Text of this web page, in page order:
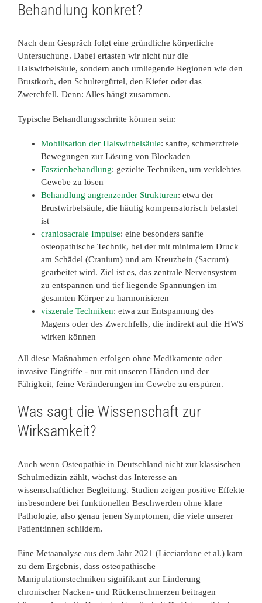
Behandlung konkret?
Nach dem Gespräch folgt eine gründliche körperliche
Untersuchung. Dabei ertasten wir nicht nur die
Halswirbelsäule, sondern auch umliegende Regionen wie den
Brustkorb, den Schultergürtel, den Kiefer oder das
Zwerchfell. Denn: Alles hängt zusammen.
Typische Behandlungsschritte können sein:
Mobilisation der Halswirbelsäule: sanfte, schmerzfreie
Bewegungen zur Lösung von Blockaden
Faszienbehandlung: gezielte Techniken, um verklebtes
Gewebe zu lösen
Behandlung angrenzender Strukturen: etwa der
Brustwirbelsäule, die häufig kompensatorisch belastet
ist
craniosacrale Impulse: eine besonders sanfte
osteopathische Technik, bei der mit minimalem Druck
am Schädel (Cranium) und am Kreuzbein (Sacrum)
gearbeitet wird. Ziel ist es, das zentrale Nervensystem
zu entspannen und tief liegende Spannungen im
gesamten Körper zu harmonisieren
viszerale Techniken: etwa zur Entspannung des
Magens oder des Zwerchfells, die indirekt auf die HWS
wirken können
All diese Maßnahmen erfolgen ohne Medikamente oder
invasive Eingriffe - nur mit unseren Händen und der
Fähigkeit, feine Veränderungen im Gewebe zu erspüren.
Was sagt die Wissenschaft zur
Wirksamkeit?
Auch wenn Osteopathie in Deutschland nicht zur klassischen
Schulmedizin zählt, wächst das Interesse an
wissenschaftlicher Begleitung. Studien zeigen positive Effekte
insbesondere bei funktionellen Beschwerden ohne klare
Pathologie, also genau jenen Symptomen, die viele unserer
Patient:innen schildern.
Eine Metaanalyse aus dem Jahr 2021 (Licciardone et al.) kam
zu dem Ergebnis, dass osteopathische
Manipulationstechniken signifikant zur Linderung
chronischer Nacken- und Rückenschmerzen beitragen